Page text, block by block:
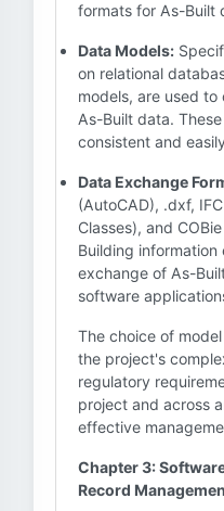
formats for As-Built
Data Models:
on relational
models, are used
As-Built data.
consistent and
Data Exchange
(AutoCAD), .dxf,
Classes), and
Building
exchange of As-
software
The choice of
the project's
regulatory
project and across
effective
Chapter 3:
Record